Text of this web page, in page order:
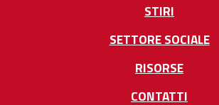
STIRI
SETTORE SOCIALE
RISORSE
CONTATTI